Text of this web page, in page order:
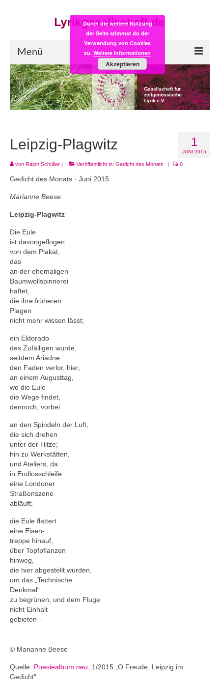
Menü
Start
LYRIK:POST
Einkaufsladen
Empfehlung des Monats
Videos
Veranstaltungen
Andenken
Neuerscheinungen von Mitgliedern
Leipziger Lyrikbibliothek
Lyrikschaufenster im Literaturhaus Leipzig
Mitglied werden
1
JUNI 2015
Leipzig-Plagwitz
von Ralph Schüller | Veröffentlicht in: Gedicht des Monats | 0
Gedicht des Monats · Juni 2015
Marianne Beese
Leipzig-Plagwitz
Die Eule
ist davongeflogen
von dem Plakat,
das
an der ehemaligen
Baumwollspinnerei
haftet,
die ihre früheren
Plagen
nicht mehr wissen lässt;
ein Eldorado
des Zufälligen wurde,
seitdem Ariadne
den Faden verlor, hier,
an einem Augusttag,
wo die Eule
die Wege findet,
dennoch, vorbei
an den Spindeln der Luft,
die sich drehen
unter der Hitze;
hin zu Werkstätten,
und Ateliers, da
in Endlosschleife
eine Londoner
Straßenszene
abläuft;
die Eule flattert
eine Eisen-
treppe hinauf,
über Topfpflanzen
hinweg,
die hier abgestellt wurden,
um das „Technische
Denkmal“
zu begrünen, und dem Fluge
nicht Einhalt
gebieten –
© Marianne Beese
Quelle: Poesiealbum neu , 1/2015 „O Freude. Leipzig im
Gedicht“
Durch die weitere Nutzung
der Seite stimmst du der
Verwendung von Cookies
zu. Weitere Informationen
Akzeptieren